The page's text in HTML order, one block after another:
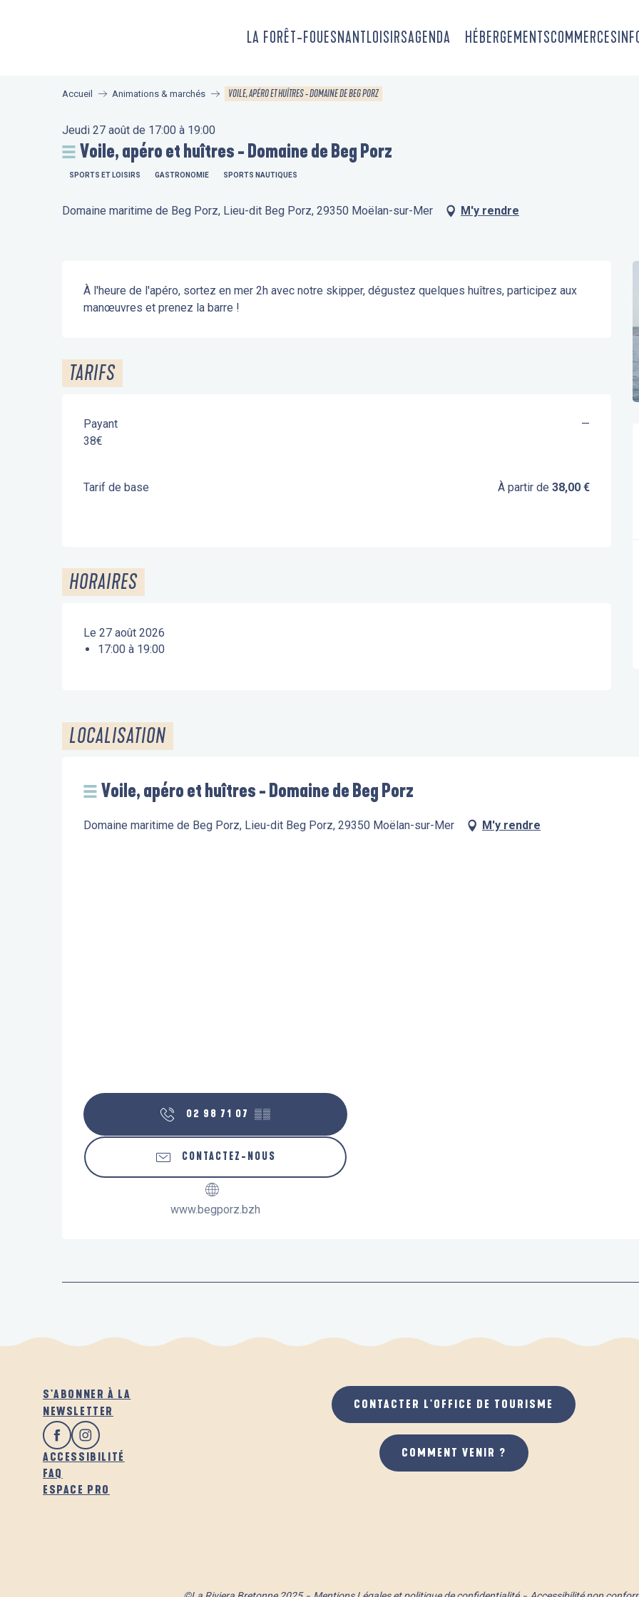
LA FORÊT-FOUESNANTLOISIRSAGENDA HÉBERGEMENTSCOMMERCES
Accueil Animations & marchés VOILE, APÉRO ET HUÎTRES - DOMAINE DE BEG PORZ
Jeudi 27 août de 17:00 à 19:00
Voile, apéro et huîtres - Domaine de Beg Porz
SPORTS ET LOISIRS GASTRONOMIE SPORTS NAUTIQUES
Domaine maritime de Beg Porz, Lieu-dit Beg Porz, 29350 Moëlan-sur-Mer M'y rendre
Description
À l'heure de l'apéro, sortez en mer 2h avec notre skipper, dégustez quelques huîtres, participez aux
manœuvres et prenez la barre !
TARIFS
Payant
38€
—
Tarif de base À partir de38,00 €
HORAIRES
Le 27 août 2026
17:00 à 19:00
LOCALISATION
Voile, apéro et huîtres - Domaine de Beg Porz
Domaine maritime de Beg Porz, Lieu-dit Beg Porz, 29350 Moëlan-sur-Mer M'y rendre
02 98 71 07 ▒▒
CONTACTEZ-NOUS
www.begporz.bzh
S'ABONNER À LA
NEWSLETTER
ACCESSIBILITÉ
FAQ
ESPACE PRO
CONTACTER L'OFFICE DE TOURISME
COMMENT VENIR ?